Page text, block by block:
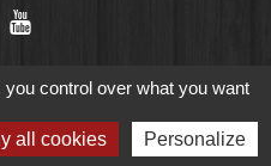
control over what you want
all cookies Personalize